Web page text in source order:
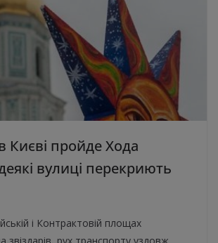
Києві пройде Хода
вулиці перекриють
і Контрактовій площах